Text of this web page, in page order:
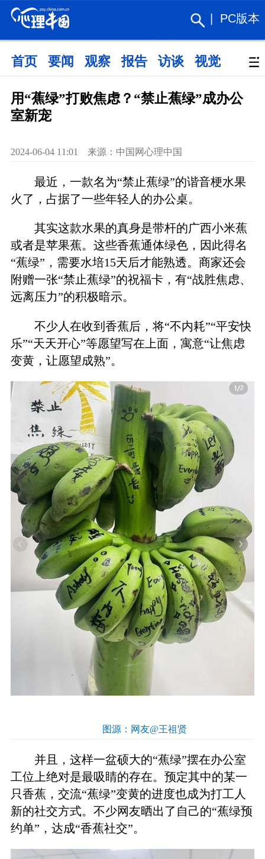
PC版本
首页 要闻 观察 报告 访谈 视觉 政策
用“蕉绿”打败焦虑？“禁止蕉绿”成办公
室新宠
2024-06-04 11:01 来源：中国网心理中国
最近，一款名为“禁止蕉绿”的谐音梗水果
火了，占据了一些年轻人的办公桌。
其实这款水果的真身是带杆的广西小米蕉
或者是苹果蕉。这些香蕉通体绿色，因此得名
“蕉绿”，需要水培15天后才能熟透。商家还会
附赠一张“禁止蕉绿”的祝福卡，有“战胜焦虑、
远离压力”的积极暗示。
不少人在收到香蕉后，将“不内耗”“平安快
乐”“天天开心”等愿望写在上面，寓意“让焦虑
变黄，让愿望成熟”。
图源：网友@王祖贤
并且，这样一盆硕大的“蕉绿”摆在办公室
工位上绝对是最吸睛的存在。预定其中的某一
只香蕉，交流“蕉绿”变黄的进度也成为打工人
新的社交方式。不少网友晒出了自己的“蕉绿预
约单”，达成“香蕉社交”。